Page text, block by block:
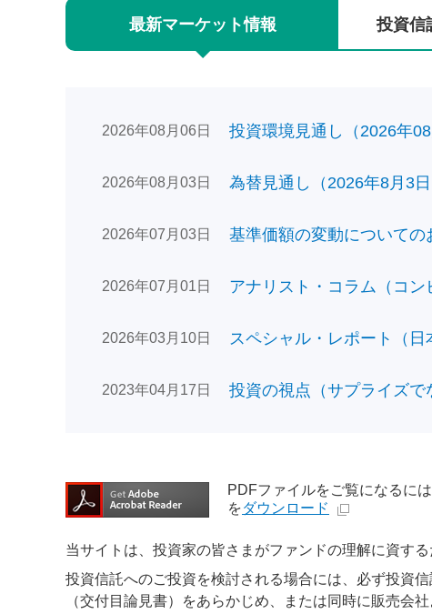
最新マーケット情報 投資信
2026年08月06日 投資環境見通し（2026年
2026年08月03日 為替見通し（2026年8月3日
2026年07月03日 基準価額の変動についての
2026年07月01日 アナリスト・コラム（コン
2026年03月10日 スペシャル・レポート（日
2023年04月17日 投資の視点（サプライズで
PDFファイルをご覧になるに
をダウンロード
当サイトは、投資家の皆さまがファンドの理解に資す
投資信託へのご投資を検討される場合には、必ず投資
（交付目論見書）をあらかじめ、または同時に販売会